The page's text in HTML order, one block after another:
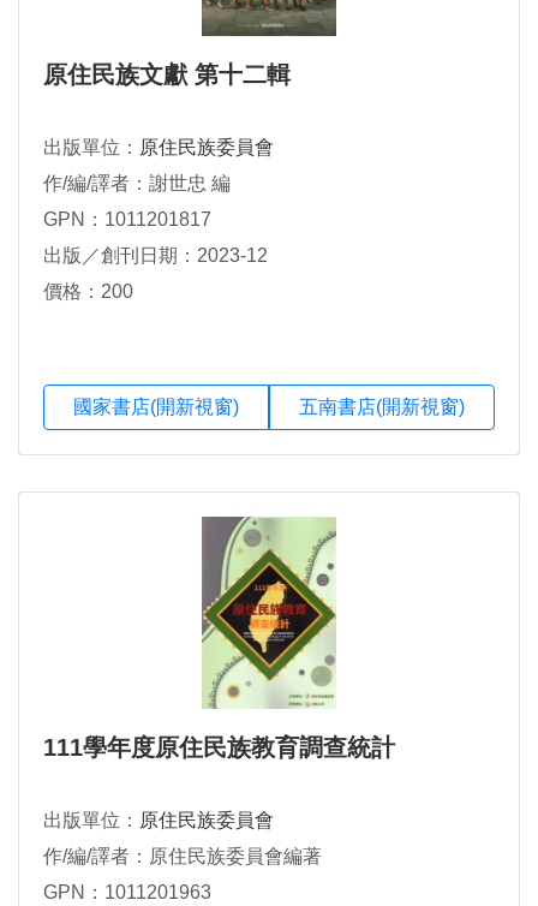
原住民族文獻 第十二輯
出版單位： 原住民族委員會
作/編/譯者：謝世忠 編
GPN：1011201817
出版／創刊日期：2023-12
價格：200
國家書店(開新視窗) 五南書店(開新視窗)
111學年度原住民族教育調查統計
出版單位： 原住民族委員會
作/編/譯者：原住民族委員會編著
GPN：1011201963